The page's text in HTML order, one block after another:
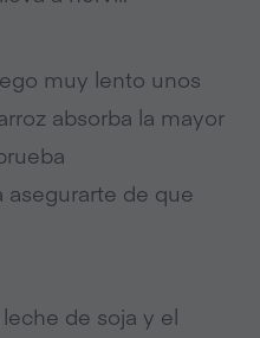
muy lento unos
absorba la mayor
de que
de soja y el